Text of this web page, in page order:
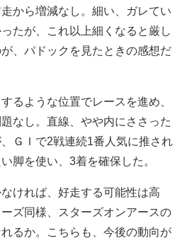
から増減なし。細い、ガレてい
たが、これ以上細くなると厳し
、パドックを見たときの感想だ
るような位置でレースを進め、
なし。直線、やや内にささった
ＧＩで2戦連続1番人気に推され
脚を使い、3着を確保した。
ければ、好走する可能性は高
ズ同様、スターズオンアースの
るか。こちらも、今後の動向が